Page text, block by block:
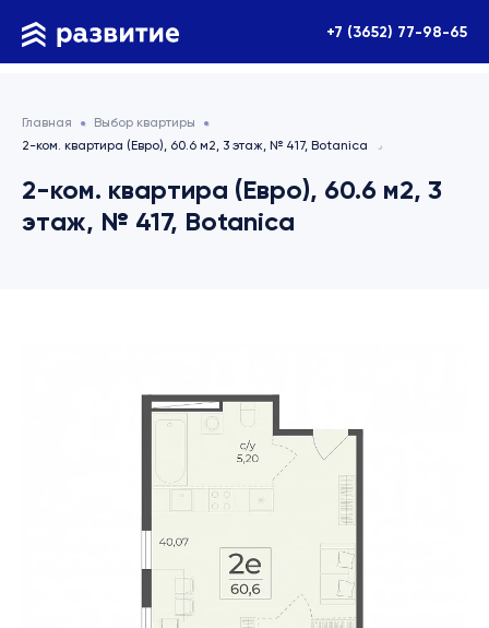
+7 (3652) 77-98-65
Главная
Выбор квартиры
2-ком. квартира (Евро), 60.6 м2, 3 этаж, № 417, Botanica
2-ком. квартира (Евро), 60.6 м2, 3
этаж, № 417, Botanica